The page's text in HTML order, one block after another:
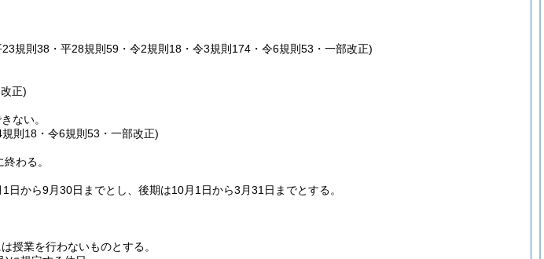
規則38・平28規則59・令2規則18・令3規則174・令6規則53・一部改正)
正)
ない。
則18・令6規則53・一部改正)
わる。
から9月30日までとし、後期は10月1日から3月31日までとする。
授業を行わないものとする。